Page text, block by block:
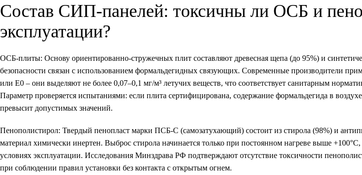
Состав СИП-панелей: токсичны ли ОСБ и
эксплуатации?
ОСБ-плиты: Основу ориентированно-стружечных плит составляют древесная щепа (до 95%) и
безопасности связан с использованием формальдегидных связующих. Современные производители
или Е0 – они выделяют не более 0,07–0,1 мг/м³ летучих веществ, что соответствует санитарным
Параметр проверяется испытаниями: если плита сертифицирована, содержание формальдегида в
превысит допустимых значений.
Пенополистирол: Твердый пенопласт марки ПСБ-С (самозатухающий) состоит из стирола (98%) и
материал химически инертен. Выброс стирола начинается только при постоянном нагреве выше
условиях эксплуатации. Исследования Минздрава РФ подтверждают отсутствие токсичности
при соблюдении правил установки без контакта с открытым огнем.